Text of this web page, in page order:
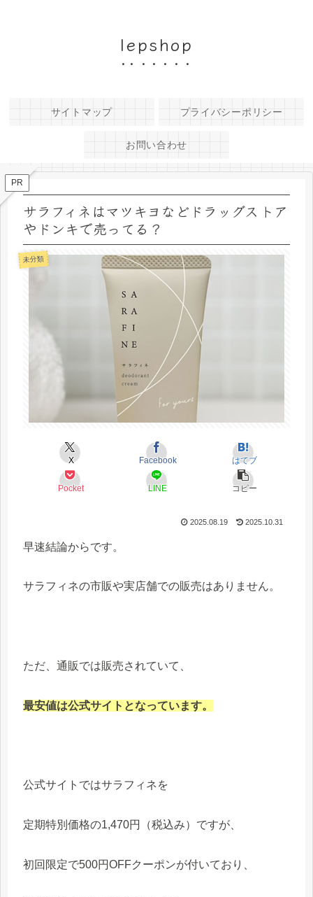
lepshop
サイトマップ プライバシーポリシー
お問い合わせ
PR
サラフィネはマツキヨなどドラッグストア
やドンキで売ってる？
未分類
X Facebook はてブ
Pocket LINE コピー
2025.08.19 2025.10.31
早速結論からです。
サラフィネの市販や実店舗での販売はありません。
ただ、通販では販売されていて、
最安値は公式サイトとなっています。
公式サイトではサラフィネを
定期特別価格の1,470円（税込み）ですが、
初回限定で500円OFFクーポンが付いており、